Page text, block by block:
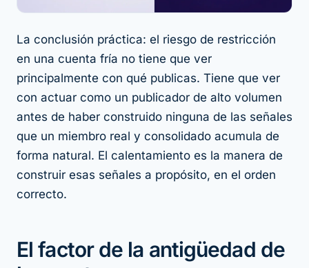
La conclusión práctica: el riesgo de restricción
en una cuenta fría no tiene que ver
principalmente con qué publicas. Tiene que ver
con actuar como un publicador de alto volumen
antes de haber construido ninguna de las señales
que un miembro real y consolidado acumula de
forma natural. El calentamiento es la manera de
construir esas señales a propósito, en el orden
correcto.
El factor de la antigüedad de